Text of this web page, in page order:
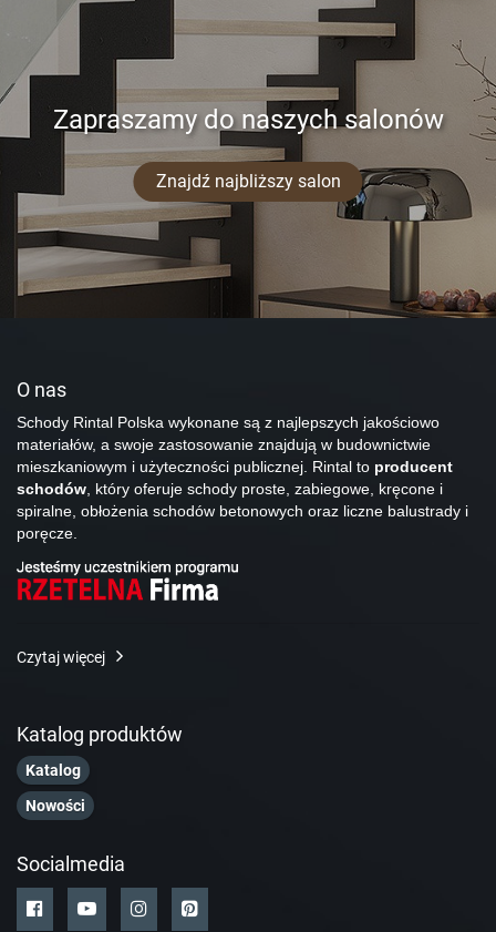
Zapraszamy do naszych salonów
Znajdź najbliższy salon
O nas
Schody Rintal Polska wykonane są z najlepszych jakościowo
materiałów, a swoje zastosowanie znajdują w budownictwie
mieszkaniowym i użyteczności publicznej. Rintal to producent
schodów, który oferuje schody proste, zabiegowe, kręcone i
spiralne, obłożenia schodów betonowych oraz liczne balustrady i
poręcze.
Czytaj więcej
Katalog produktów
Katalog
Nowości
Socialmedia